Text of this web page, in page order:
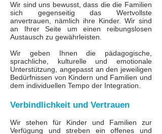
Wir sind uns bewusst, dass die die Familien
sich gegenseitig das Wertvollste
anvertrauen, nämlich ihre Kinder. Wir sind
an Ihrer Seite um einen reibungslosen
Austausch zu gewährleisten.
Wir geben Ihnen die pädagogische,
sprachliche, kulturelle und emotionale
Unterstützung, angepasst an den jeweiligen
Bedürfnissen von Kindern und Familien und
dem individuellen Tempo der Integration.
Verbindlichkeit und Vertrauen
Wir stehen für Kinder und Familien zur
Verfügung und streben ein offenes und